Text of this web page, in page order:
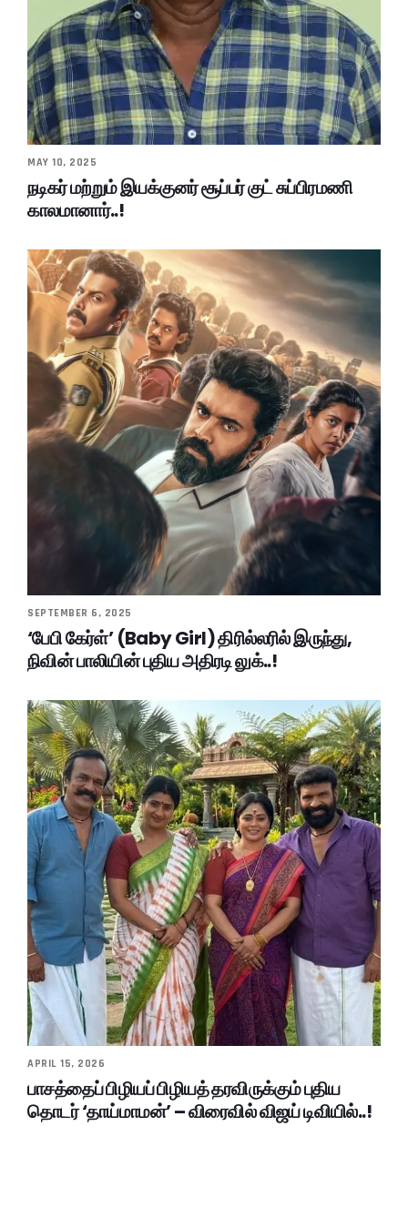
MAY 10, 2025
நடிகர் மற்றும் இயக்குனர் சூப்பர் குட் சுப்பிரமணி
காலமானார்..!
SEPTEMBER 6, 2025
‘பேபி கேர்ள்’ (Baby Girl) திரில்லரில் இருந்து,
நிவின் பாலியின் புதிய அதிரடி லுக்..!
APRIL 15, 2026
பாசத்தைப் பிழியப் பிழியத் தரவிருக்கும் புதிய
தொடர் ‘தாய்மாமன்’ – விரைவில் விஜய் டிவியில்..!